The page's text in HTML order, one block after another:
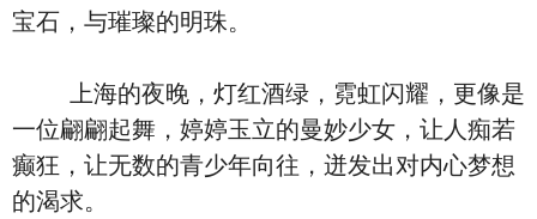
宝石，与璀璨的明珠。
上海的夜晚，灯红酒绿，霓虹闪耀，更像是
一位翩翩起舞，婷婷玉立的曼妙少女，让人痴若
癫狂，让无数的青少年向往，迸发出对内心梦想
的渴求。